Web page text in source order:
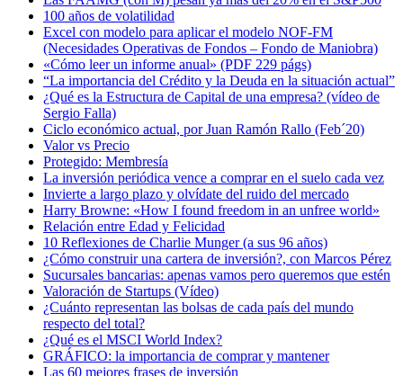
100 años de volatilidad
Excel con modelo para aplicar el modelo NOF-FM
(Necesidades Operativas de Fondos – Fondo de Maniobra)
«Cómo leer un informe anual» (PDF 229 págs)
“La importancia del Crédito y la Deuda en la situación actual”
¿Qué es la Estructura de Capital de una empresa? (vídeo de
Sergio Falla)
Ciclo económico actual, por Juan Ramón Rallo (Feb´20)
Valor vs Precio
Protegido: Membresía
La inversión periódica vence a comprar en el suelo cada vez
Invierte a largo plazo y olvídate del ruido del mercado
Harry Browne: «How I found freedom in an unfree world»
Relación entre Edad y Felicidad
10 Reflexiones de Charlie Munger (a sus 96 años)
¿Cómo construir una cartera de inversión?, con Marcos Pérez
Sucursales bancarias: apenas vamos pero queremos que estén
Valoración de Startups (Vídeo)
¿Cuánto representan las bolsas de cada país del mundo
respecto del total?
¿Qué es el MSCI World Index?
GRÁFICO: la importancia de comprar y mantener
Las 60 mejores frases de inversión